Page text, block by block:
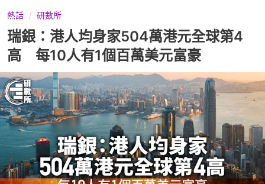
熱話 研數所
瑞銀：港人均身家504萬港元全球第4
高 每10人有1個百萬美元富豪